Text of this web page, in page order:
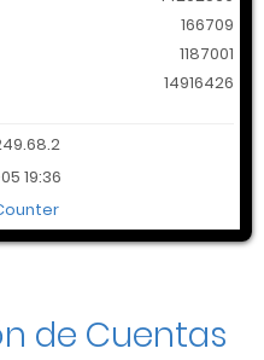
166709
1187001
14916426
19:36
de Cuentas